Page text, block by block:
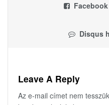
Disqus
Leave A Reply
Az e-mail címet nem